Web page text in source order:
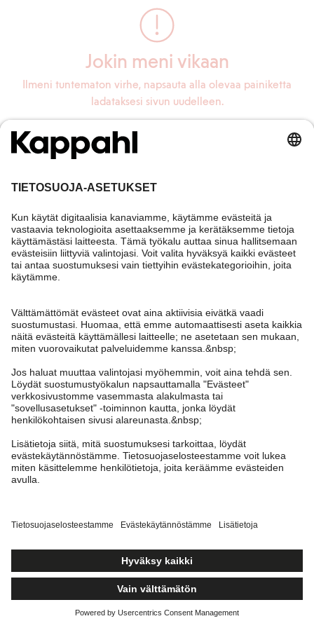
Jokin meni vikaan
Ilmeni tuntematon virhe, napsauta alla olevaa painiketta
ladataksesi sivun uudelleen.
Lataa sivu uudelleen